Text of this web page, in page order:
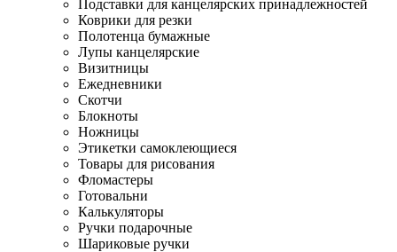
Подставки для канцелярских принадлежностей
Коврики для резки
Полотенца бумажные
Лупы канцелярские
Визитницы
Ежедневники
Скотчи
Блокноты
Ножницы
Этикетки самоклеющиеся
Товары для рисования
Фломастеры
Готовальни
Калькуляторы
Ручки подарочные
Шариковые ручки